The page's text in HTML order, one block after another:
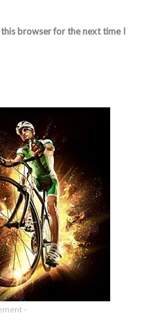
browser for the next time I
-